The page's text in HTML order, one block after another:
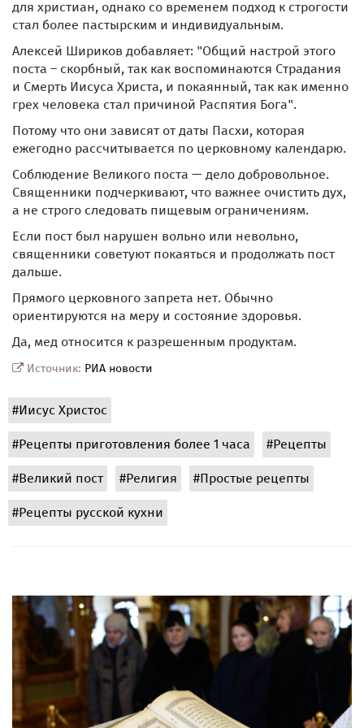
для христиан, однако со временем подход к строгости
стал более пастырским и индивидуальным.
Алексей Шириков добавляет: "Общий настрой этого
поста – скорбный, так как воспоминаются Страдания
и Смерть Иисуса Христа, и покаянный, так как именно
грех человека стал причиной Распятия Бога".
Потому что они зависят от даты Пасхи, которая
ежегодно рассчитывается по церковному календарю.
Соблюдение Великого поста — дело добровольное.
Священники подчеркивают, что важнее очистить дух,
а не строго следовать пищевым ограничениям.
Если пост был нарушен вольно или невольно,
священники советуют покаяться и продолжать пост
дальше.
Прямого церковного запрета нет. Обычно
ориентируются на меру и состояние здоровья.
Да, мед относится к разрешенным продуктам.
Источник: РИА новости
#Иисус Христос
#Рецепты приготовления более 1 часа #Рецепты
#Великий пост #Религия #Простые рецепты
#Рецепты русской кухни